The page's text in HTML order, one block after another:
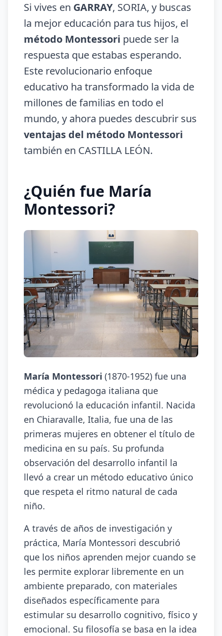
Si vives en GARRAY, SORIA, y buscas
la mejor educación para tus hijos, el
método Montessori puede ser la
respuesta que estabas esperando.
Este revolucionario enfoque
educativo ha transformado la vida de
millones de familias en todo el
mundo, y ahora puedes descubrir sus
ventajas del método Montessori
también en CASTILLA LEÓN.
¿Quién fue María
Montessori?
María Montessori (1870-1952) fue una
médica y pedagoga italiana que
revolucionó la educación infantil. Nacida
en Chiaravalle, Italia, fue una de las
primeras mujeres en obtener el título de
medicina en su país. Su profunda
observación del desarrollo infantil la
llevó a crear un método educativo único
que respeta el ritmo natural de cada
niño.
A través de años de investigación y
práctica, María Montessori descubrió
que los niños aprenden mejor cuando se
les permite explorar libremente en un
ambiente preparado, con materiales
diseñados específicamente para
estimular su desarrollo cognitivo, físico y
emocional. Su filosofía se basa en la idea